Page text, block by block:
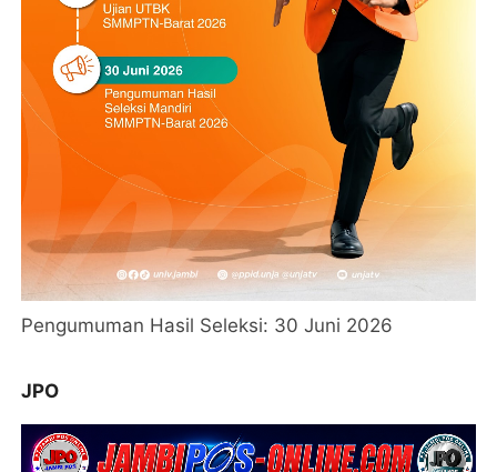
Pengumuman Hasil Seleksi: 30 Juni 2026
JPO